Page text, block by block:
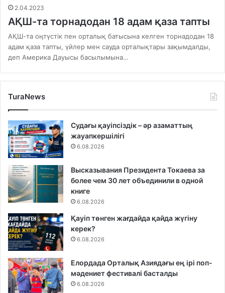
2.04.2023
АҚШ-та торнадодан 18 адам қаза тапты
АҚШ-та оңтүстік пен орталық батысына келген торнадодан 18
адам қаза тапты, үйлер мен сауда орталықтары зақымдалды,
деп Америка Дауысы басылымына…
TuraNews
Судағы қауіпсіздік – әр азаматтың
жауапкершілігі
6.08.2026
Высказывания Президента Токаева за
более чем 30 лет объединили в одной
книге
6.08.2026
Қауіп төнген жағдайда қайда жүгіну
керек?
6.08.2026
Елордада Орталық Азиядағы ең ірі поп-
мәдениет фестивалі басталды
6.08.2026